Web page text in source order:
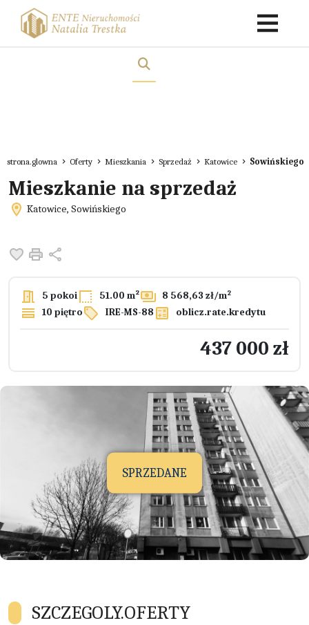
strona.glowna Oferty Mieszkania Sprzedaż Katowice Sowińskiego
Mieszkanie na sprzedaż
Katowice, Sowińskiego
Dodaj do ulubionych
Drukuj
5 pokoi 51.00 m² 8 568,63 zł/m2
10 piętro IRE-MS-88 oblicz.rate.kredytu
437 000 zł
SPRZEDANE
SZCZEGOLY.OFERTY